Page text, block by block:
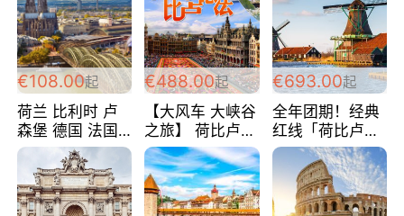
€108.00起
荷兰 比利时 卢
森堡 德国 法国
超爽玩遍西欧 循
环线 全程四星宾
馆 108欧/人/天
€488.00起
【大风车 大峡谷
之旅】 荷比卢德
法 巴黎上下 经
典五国四日游
488欧/人
€693.00起
全年团期！经典
红线「荷比卢德
法」七天循环 五
国 仅售99欧/人/
天！巴黎上下！
包拼房~